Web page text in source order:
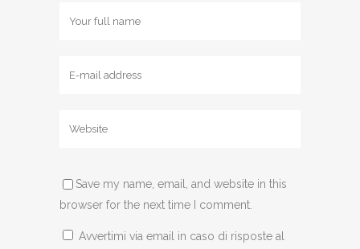
Save my name, email, and website in this
browser for the next time I comment.
Avvertimi via email in caso di risposte al